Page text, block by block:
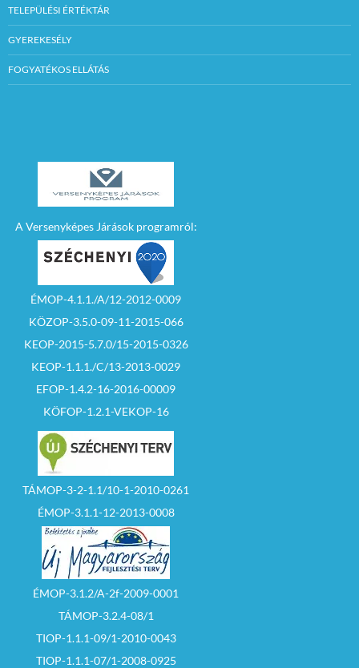
TELEPÜLÉSI ÉRTÉKTÁR
GYEREKESÉLY
FOGYATÉKOS ELLÁTÁS
A Versenyképes Járások programról:
ÉMOP-4.1.1./A/12-2012-0009
KÖZOP-3.5.0-09-11-2015-066
KEOP-2015-5.7.0/15-2015-0326
KEOP-1.1.1./C/13-2013-0029
EFOP-1.4.2-16-2016-00009
KÖFOP-1.2.1-VEKOP-16
TÁMOP-3-2-1.1/10-1-2010-0261
ÉMOP-3.1.1-12-2013-0008
ÉMOP-3.1.2/A-2f-2009-0001
TÁMOP-3.2.4-08/1
TIOP-1.1.1-09/1-2010-0043
TIOP-1.1.1-07/1-2008-0925